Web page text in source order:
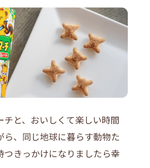
チと、おいしくて楽しい時間
ら、同じ地球に暮らす動物た
つきっかけになりましたら幸